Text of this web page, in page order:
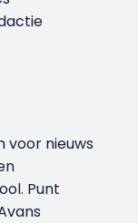
voor nieuws
Punt